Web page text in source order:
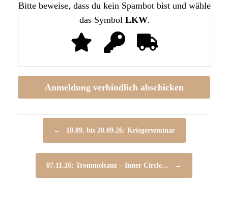
Bitte beweise, dass du kein Spam­bot bist und wähle
das Sym­bolLKW.
Beitragsnavigation
← 18.09. bis 20.09.26: Krie­ger­se­mi­nar
07.11.26: Trom­mel­tanz – Inner Cir­cle… →